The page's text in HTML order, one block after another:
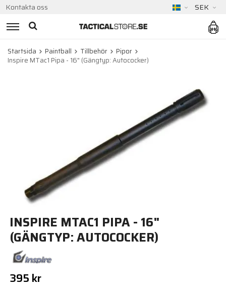
Kontakta oss SEK
Startsida Paintball Tillbehör
Pipor
Inspire MTac1 Pipa - 16" (Gängtyp: Autococker)
INSPIRE MTAC1 PIPA - 16"
(GÄNGTYP: AUTOCOCKER)
395 kr